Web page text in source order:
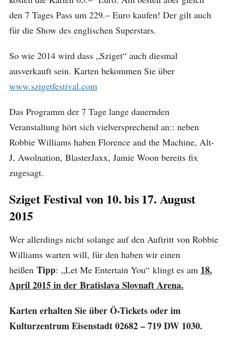
den 7 Tages Pass um 229.– Euro kaufen! Der gilt auch
für die Show des englischen Superstars.
So wie 2014 wird dass „Sziget“ auch diesmal
ausverkauft sein. Karten bekommen Sie über
www.szigetfestival.com
Das Programm der 7 Tage lange dauernden
Veranstaltung hört sich vielversprechend an:: neben
Robbie Williams haben Florence and the Machine, Alt-
J, Awolnation, BlasterJaxx, Jamie Woon bereits fix
zugesagt.
Sziget Festival von 10. bis 17. August
2015
Wer allerdings nicht solange auf den Auftritt von Robbie
Williams warten will, für den haben wir einen
heißen Tipp: „Let Me Entertain You“ klingt es am 18.
April 2015 in der Bratislava Slovnaft Arena.
Karten erhalten Sie über Ö-Tickets oder im
Kulturzentrum Eisenstadt 02682 – 719 DW 1030.